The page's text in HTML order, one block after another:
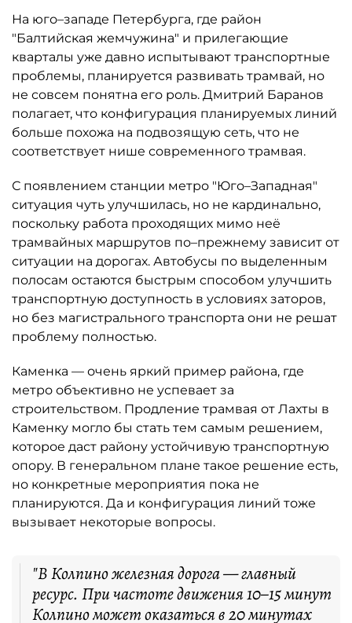
На юго–западе Петербурга, где район
"Балтийская жемчужина" и прилегающие
кварталы уже давно испытывают транспортные
проблемы, планируется развивать трамвай, но
не совсем понятна его роль. Дмитрий Баранов
полагает, что конфигурация планируемых линий
больше похожа на подвозящую сеть, что не
соответствует нише современного трамвая.
С появлением станции метро "Юго–Западная"
ситуация чуть улучшилась, но не кардинально,
поскольку работа проходящих мимо неё
трамвайных маршрутов по–прежнему зависит от
ситуации на дорогах. Автобусы по выделенным
полосам остаются быстрым способом улучшить
транспортную доступность в условиях заторов,
но без магистрального транспорта они не решат
проблему полностью.
Каменка — очень яркий пример района, где
метро объективно не успевает за
строительством. Продление трамвая от Лахты в
Каменку могло бы стать тем самым решением,
которое даст району устойчивую транспортную
опору. В генеральном плане такое решение есть,
но конкретные мероприятия пока не
планируются. Да и конфигурация линий тоже
вызывает некоторые вопросы.
"В Колпино железная дорога — главный
ресурс. При частоте движения 10–15 минут
Колпино может оказаться в 20 минутах